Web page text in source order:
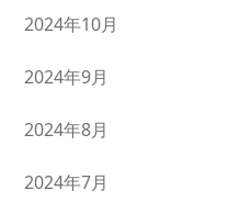
2024年10月
2024年9月
2024年8月
2024年7月